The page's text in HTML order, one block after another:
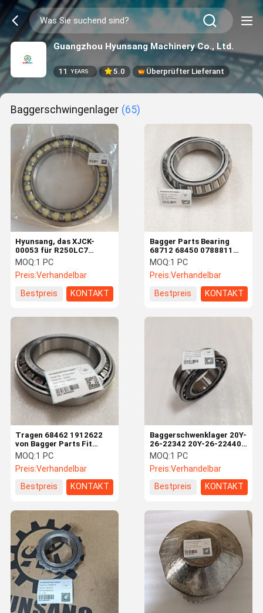
Guangzhou Hyunsang Machinery Co., Ltd.
11 YEARS 5.0 Überprüfter Lieferant
Baggerschwingenlager (65)
Hyunsang, das XJCK-
00053 für R250LC7
R290LC7 R305LC7
R320LC7 trägt
MOQ:1 PC
Preis:Verhandelbar
Bestpreis
KONTAKT
Bagger Parts Bearing
68712 68450 0788811
0677203 für E110B E40B
MOQ:1 PC
Preis:Verhandelbar
Bestpreis
KONTAKT
Tragen 68462 1912622
von Bagger Parts Fit
E110B E240 E300B
MOQ:1 PC
Preis:Verhandelbar
Bestpreis
KONTAKT
Baggerschwenklager 20Y-
26-22342 20Y-26-22440
Für HB205 HB215 PC200
PC200CA BP500
MOQ:1 PC
Preis:Verhandelbar
Bestpreis
KONTAKT